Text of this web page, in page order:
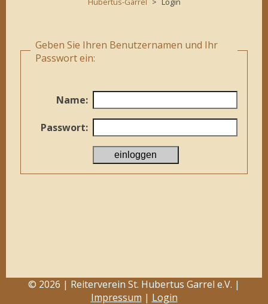
Geben Sie Ihren Benutzernamen und Ihr
Passwort ein:
Name:
Passwort:
© 2026 | Reiterverein St. Hubertus Garrel e.V. |
Impressum | Login